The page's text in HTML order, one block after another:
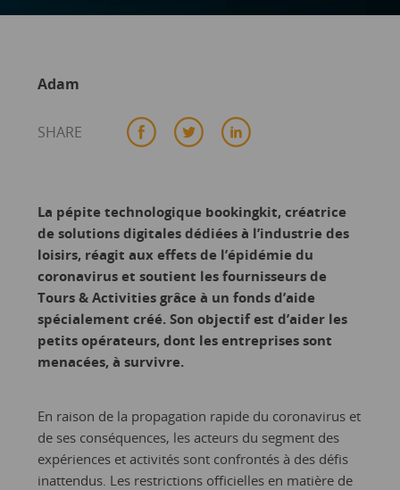
Adam
SHARE
La pépite technologique bookingkit, créatrice
de solutions digitales dédiées à l’industrie des
loisirs, réagit aux effets de l’épidémie du
coronavirus et soutient les fournisseurs de
Tours & Activities grâce à un fonds d’aide
spécialement créé. Son objectif est d’aider les
petits opérateurs, dont les entreprises sont
menacées, à survivre.
En raison de la propagation rapide du coronavirus et
de ses conséquences, les acteurs du segment des
expériences et activités sont confrontés à des défis
inattendus. Les restrictions officielles en matière de